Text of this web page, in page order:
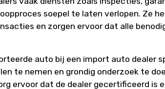
soepel te laten verlopen. Ze
en zorgen ervoor dat alle
auto bij een import auto dealer
te nemen en grondig onderzoek te
ervoor dat de dealer gecertificeerd is